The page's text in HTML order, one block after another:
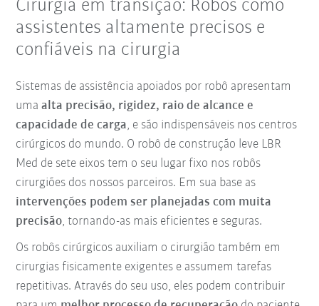
Cirurgia em transição: Robôs como
assistentes altamente precisos e
confiáveis na cirurgia
Sistemas de assistência apoiados por robô apresentam
umaalta precisão, rigidez, raio de alcance e
capacidade de carga, e são indispensáveis nos centros
cirúrgicos do mundo. O robô de construção leve LBR
Med de sete eixos tem o seu lugar fixo nos robôs
cirurgiões dos nossos parceiros. Em sua base as
intervenções podem ser planejadas com muita
precisão, tornando-as mais eficientes e seguras.
Os robôs cirúrgicos auxiliam o cirurgião também em
cirurgias fisicamente exigentes e assumem tarefas
repetitivas. Através do seu uso, eles podem contribuir